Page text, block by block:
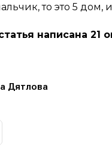
то это 5 дом, и
написана 21
Дятлова